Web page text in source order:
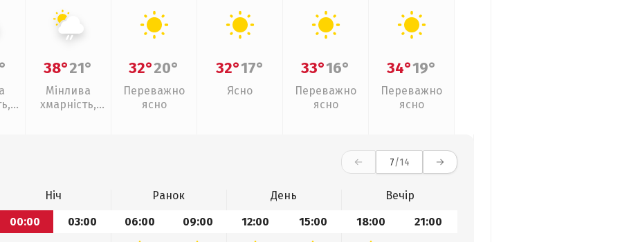
38°21°
Мінлива
хмарність,
32°20°
Переважно
ясно
32°17°
Ясно
33°16°
Переважно
ясно
34°19°
Переважно
ясно
7/14
Ніч Ранок День
Вечір
00:00
03:00 06:00 09:00 12:00 15:00 18:00 21:00